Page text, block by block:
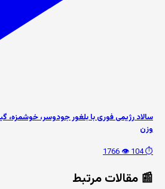
سالاد رژیمی فوری با بلغور جودوسر،
وزن
⏱️ 104
👁️ 1766
📰 مقالات مرتبط